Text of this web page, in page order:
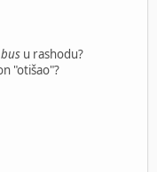
u rashodu?
"otišao"?